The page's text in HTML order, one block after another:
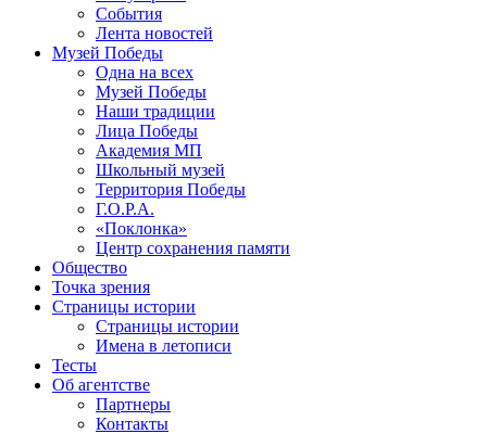
События
Лента новостей
Музей Победы
Одна на всех
Музей Победы
Наши традиции
Лица Победы
Академия МП
Школьный музей
Территория Победы
Г.О.Р.А.
«Поклонка»
Центр сохранения памяти
Общество
Точка зрения
Страницы истории
Страницы истории
Имена в летописи
Тесты
Об агентстве
Партнеры
Контакты